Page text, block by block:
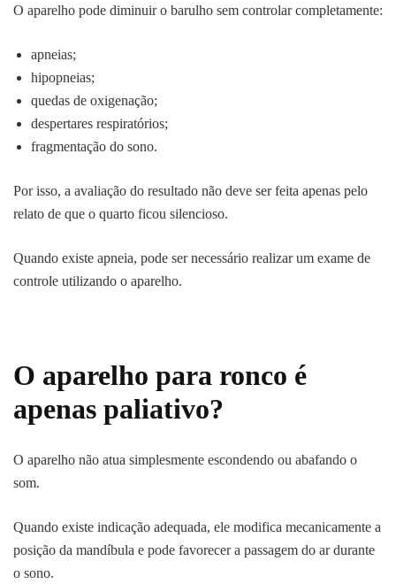
O aparelho pode diminuir o barulho sem controlar completamente:
apneias;
hipopneias;
quedas de oxigenação;
despertares respiratórios;
fragmentação do sono.
Por isso, a avaliação do resultado não deve ser feita apenas pelo
relato de que o quarto ficou silencioso.
Quando existe apneia, pode ser necessário realizar um exame de
controle utilizando o aparelho.
O aparelho para ronco é
apenas paliativo?
O aparelho não atua simplesmente escondendo ou abafando o
som.
Quando existe indicação adequada, ele modifica mecanicamente a
posição da mandíbula e pode favorecer a passagem do ar durante
o sono.